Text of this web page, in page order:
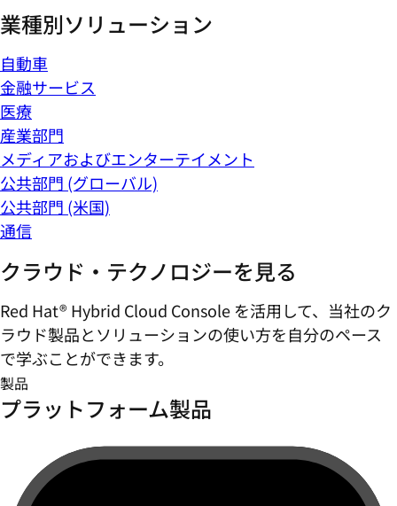
業種別ソリューション
自動車
金融サービス
医療
産業部門
メディアおよびエンターテイメント
公共部門 (グローバル)
公共部門 (米国)
通信
クラウド・テクノロジーを見る
Red Hat® Hybrid Cloud Console を活用して、当社のク
ラウド製品とソリューションの使い方を自分のペース
で学ぶことができます。
製品
プラットフォーム製品